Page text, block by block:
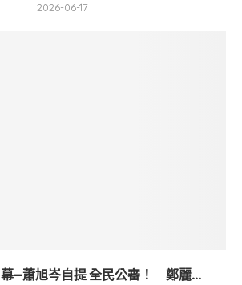
2026-06-17
–蕭旭岑自提 全民公審！ 鄭麗...